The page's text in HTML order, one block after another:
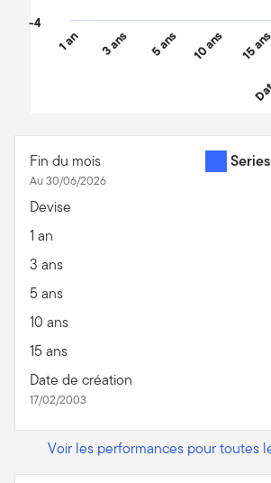
1 an 3 ans 5 ans 10 ans 15 ans
-4
Fin du mois
Au 30/06/2026
Devise
1 an
3 ans
5 ans
10 ans
15 ans
Date de création
17/02/2003
Voir les performances pour toutes